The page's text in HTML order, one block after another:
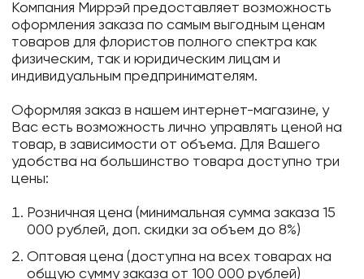
Компания Миррэй предоставляет возможность
оформления заказа по самым выгодным ценам
товаров для флористов полного спектра как
физическим, так и юридическим лицам и
индивидуальным предпринимателям.
Оформляя заказ в нашем интернет-магазине, у
Вас есть возможность лично управлять ценой на
товар, в зависимости от объема. Для Вашего
удобства на большинство товара доступно три
цены:
Розничная цена (минимальная сумма заказа 15
000 рублей, доп. скидки за объем до 8%)
Оптовая цена (доступна на всех товарах на
общую сумму заказа от 100 000 рублей)